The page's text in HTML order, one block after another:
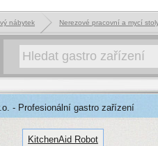
nábytek Nerezové pracovní a mycí
- Profesionální gastro zařízení
KitchenAid Robot